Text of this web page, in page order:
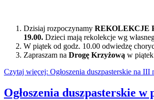
Dzisiaj rozpoczynamy REKOLEKCJE
19.00. Dzieci mają rekolekcje wg
W piątek od godz. 10.00 odwiedzę
Zapraszam na Drogę Krzyżową w
Czytaj więcej: Ogłoszenia duszpasterskie na III
Ogłoszenia duszpasterskie